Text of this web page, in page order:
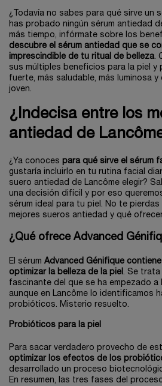
¿Todavía no sabes para qué sirve un
has probado ningún sérum antiedad
más tiempo, infórmate sobre los
descubre el sérum antiedad que se
imprescindible de tu ritual de belleza.
sus múltiples beneficios para la piel y
fuerte, más saludable, más luminosa
joven.
¿Indecisa entre los
antiedad de
¿Ya conoces para qué sirve el sérum
gustaría incluirlo en tu rutina facial
suero antiedad de Lancôme elegir?
una decisión difícil y por eso
sérum ideal para tu piel. No te
mejores sueros antiedad y qué
¿Qué ofrece Advanced
El sérum Advanced Génifique
optimizar la belleza de la piel
. Se
fascinante del que se ha empezado a
aunque en Lancôme lo identificamos
probióticos. Misterio resuelto.
Probióticos para la piel
Para sacar verdadero provecho de
optimizar los efectos de los
desarrollado un proceso
En resumen, las tres fases del